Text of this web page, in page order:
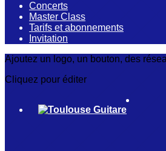
Concerts
Master Class
Tarifs et abonnements
Invitation
Ajoutez un logo, un bouton, des
Cliquez pour éditer